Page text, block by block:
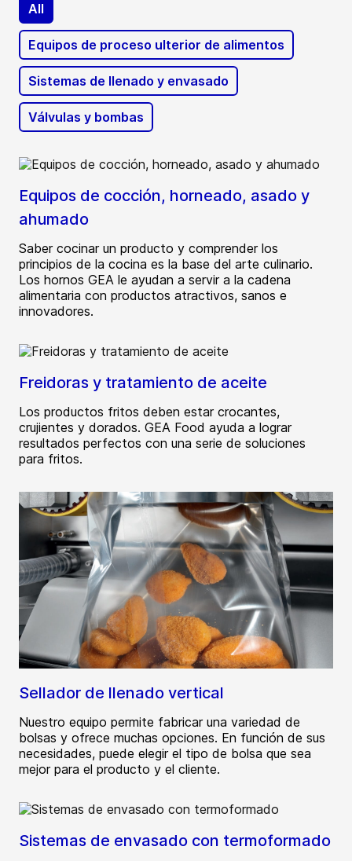
All
Equipos de proceso ulterior de alimentos
Sistemas de llenado y envasado
Válvulas y bombas
Equipos de cocción, horneado, asado y
ahumado
Saber cocinar un producto y comprender los
principios de la cocina es la base del arte culinario.
Los hornos GEA le ayudan a servir a la cadena
alimentaria con productos atractivos, sanos e
innovadores.
Freidoras y tratamiento de aceite
Los productos fritos deben estar crocantes,
crujientes y dorados. GEA Food ayuda a lograr
resultados perfectos con una serie de soluciones
para fritos.
Sellador de llenado vertical
Nuestro equipo permite fabricar una variedad de
bolsas y ofrece muchas opciones. En función de sus
necesidades, puede elegir el tipo de bolsa que sea
mejor para el producto y el cliente.
Sistemas de envasado con termoformado